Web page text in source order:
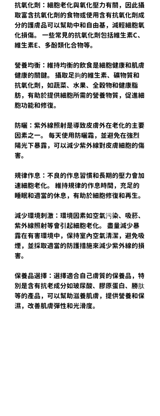
抗氧化劑：細胞老化與氧化壓力有關，因此攝
取富含抗氧化劑的食物或使用含有抗氧化劑成
分的護膚品可以幫助中和自由基，減輕細胞氧
化損傷。 一些常見的抗氧化劑包括維生素C、
維生素E、多酚類化合物等。
營養均衡：維持均衡的飲食是細胞健康和肌膚
健康的關鍵。 攝取足夠的維生素、礦物質和
抗氧化劑，如蔬菜、水果、全穀物和健康脂
肪，有助於提供細胞所需的營養物質，促進細
胞功能和修復。
防曬：紫外線照射是導致皮膚外在老化的主要
因素之一。 每天使用防曬霜，並避免在強烈
陽光下暴露，可以減少紫外線對皮膚細胞的傷
害。
規律作息：不良的作息習慣和長期的壓力會加
速細胞老化。 維持規律的作息時間，充足的
睡眠和適當的休息，有助於細胞修復和再生。
減少環境刺激：環境因素如空氣污染、吸菸、
紫外線照射等會引起細胞老化。 盡量減少暴
露在有害環境中，保持室內空氣清潔，避免吸
煙，並採取適當的防護措施來減少紫外線的損
害。
保養品選擇：選擇適合自己膚質的保養品，特
別是含有抗老成分如玻尿酸、膠原蛋白、勝肽
等的產品，可以幫助滋養肌膚，提供營養和保
濕，改善肌膚彈性和光滑度。